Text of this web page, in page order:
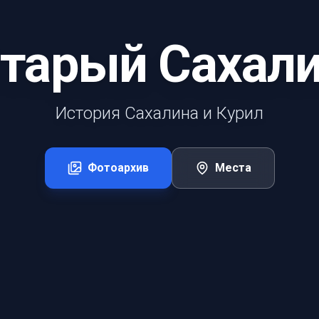
История Сахалина и Курил
Фотоархив Места